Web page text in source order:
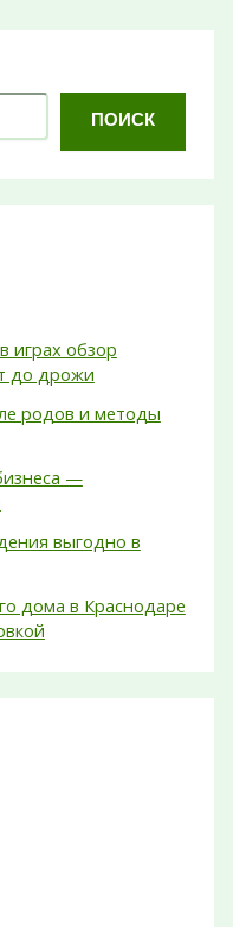
ПОИСК
играх обзор
до дрожи
родов и методы
—
выгодно в
дома в Краснодаре